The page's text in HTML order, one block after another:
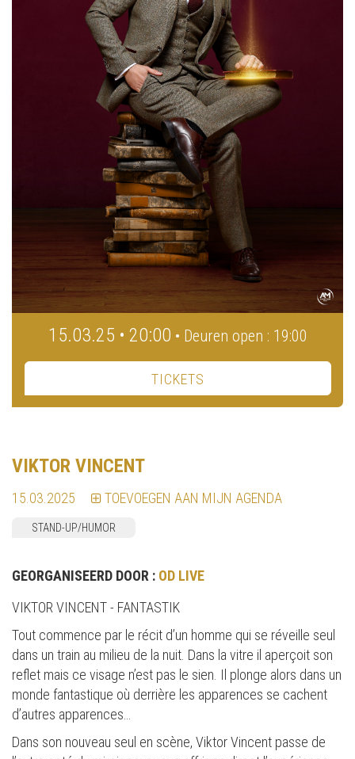
15.03.25 • 20:00 • Deuren open : 19:00
TICKETS
VIKTOR VINCENT
15.03.2025 TOEVOEGEN AAN MIJN AGENDA
STAND-UP/HUMOR
GEORGANISEERD DOOR : OD LIVE
VIKTOR VINCENT - FANTASTIK
Tout commence par le récit d’un homme qui se réveille seul
dans un train au milieu de la nuit. Dans la vitre il aperçoit son
reflet mais ce visage n’est pas le sien. Il plonge alors dans un
monde fantastique où derrière les apparences se cachent
d’autres apparences…
Dans son nouveau seul en scène, Viktor Vincent passe de